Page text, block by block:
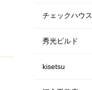
チェックハウス
秀光ビルド
kisetsu